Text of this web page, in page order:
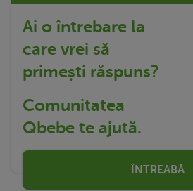
Ai o întrebare la
care vrei să
primești răspuns?
Comunitatea
Qbebe te ajută.
ÎNTREABĂ